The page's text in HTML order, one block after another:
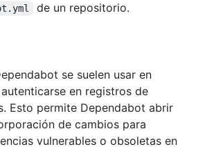
de un repositorio.
se suelen usar en
en registros de
Esto permite Dependabot abrir
de cambios para
vulnerables o obsoletas en